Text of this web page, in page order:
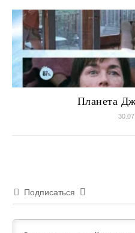
Планета
Подписаться